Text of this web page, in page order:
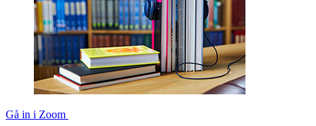
Gå in i Zoom